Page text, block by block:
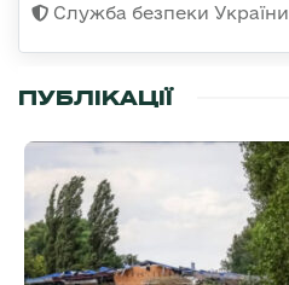
Служба безпеки України
ПУБЛІКАЦІЇ